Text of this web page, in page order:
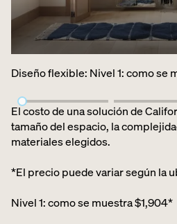
Diseño flexible: Nivel 1: como se
El costo de una solución de
tamaño del espacio, la
materiales elegidos.
*El precio puede variar según la
Nivel 1: como se muestra $1,904*